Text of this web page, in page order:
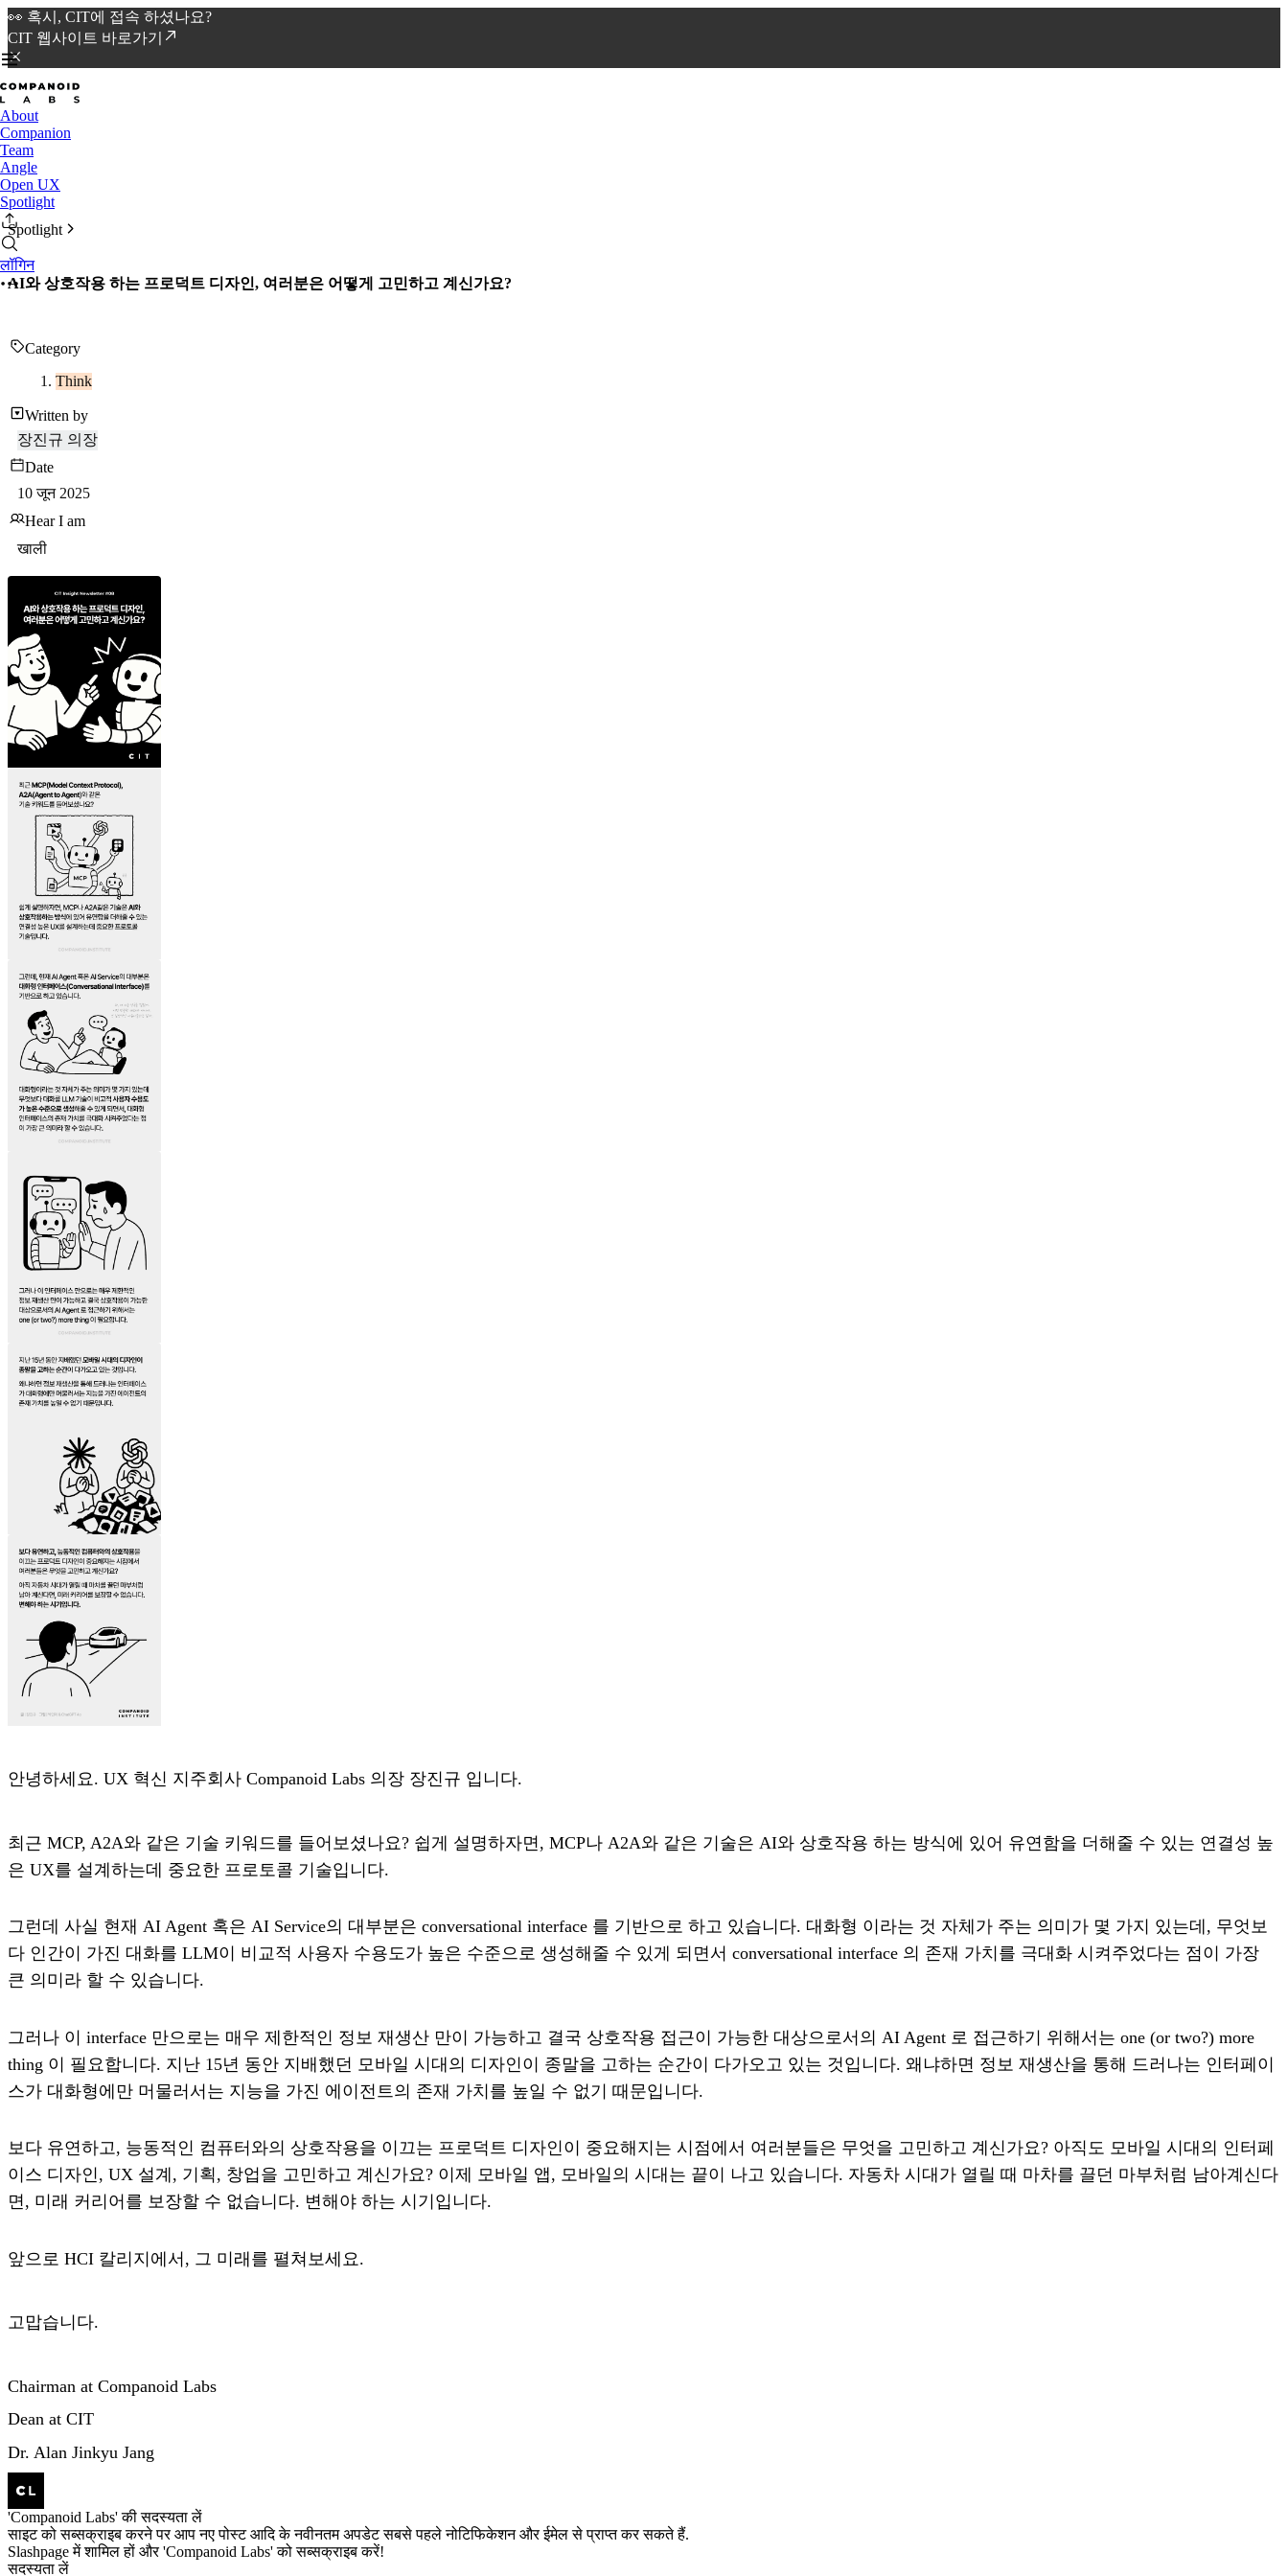
👀 혹시, CIT에 접속 하셨나요?
CIT 웹사이트 바로가기
About
Companion
Team
Angle
Open UX
Spotlight
लॉगिन
Spotlight
AI와 상호작용 하는 프로덕트 디자인, 여러분은 어떻게 고민하고 계신가요?
Category
Think
Written by
장진규 의장
Date
10 जून 2025
Hear I am
खाली
안녕하세요. UX 혁신 지주회사 Companoid Labs 의장 장진규 입니다.
최근 MCP, A2A와 같은 기술 키워드를 들어보셨나요? 쉽게 설명하자면, MCP나 A2A와 같은 기술은 AI와 상호작용 하는 방식에 있어 유연함을 더해줄 수 있는 연결성 높
은 UX를 설계하는데 중요한 프로토콜 기술입니다.
그런데 사실 현재 AI Agent 혹은 AI Service의 대부분은 conversational interface 를 기반으로 하고 있습니다. 대화형 이라는 것 자체가 주는 의미가 몇 가지 있는데, 무엇보
다 인간이 가진 대화를 LLM이 비교적 사용자 수용도가 높은 수준으로 생성해줄 수 있게 되면서 conversational interface 의 존재 가치를 극대화 시켜주었다는 점이 가장
큰 의미라 할 수 있습니다.
그러나 이 interface 만으로는 매우 제한적인 정보 재생산 만이 가능하고 결국 상호작용 접근이 가능한 대상으로서의 AI Agent 로 접근하기 위해서는 one (or two?) more
thing 이 필요합니다. 지난 15년 동안 지배했던 모바일 시대의 디자인이 종말을 고하는 순간이 다가오고 있는 것입니다. 왜냐하면 정보 재생산을 통해 드러나는 인터페이
스가 대화형에만 머물러서는 지능을 가진 에이전트의 존재 가치를 높일 수 없기 때문입니다.
보다 유연하고, 능동적인 컴퓨터와의 상호작용을 이끄는 프로덕트 디자인이 중요해지는 시점에서 여러분들은 무엇을 고민하고 계신가요? 아직도 모바일 시대의 인터페
이스 디자인, UX 설계, 기획, 창업을 고민하고 계신가요? 이제 모바일 앱, 모바일의 시대는 끝이 나고 있습니다. 자동차 시대가 열릴 때 마차를 끌던 마부처럼 남아계신다
면, 미래 커리어를 보장할 수 없습니다. 변해야 하는 시기입니다.
앞으로 HCI 칼리지에서, 그 미래를 펼쳐보세요.
고맙습니다.
Chairman at Companoid Labs
Dean at CIT
Dr. Alan Jinkyu Jang
'Companoid Labs' की सदस्यता लें
साइट को सब्सक्राइब करने पर आप नए पोस्ट आदि के नवीनतम अपडेट सबसे पहले नोटिफिकेशन और ईमेल से प्राप्त कर सकते हैं.
Slashpage में शामिल हों और 'Companoid Labs' को सब्सक्राइब करें!
सदस्यता लें